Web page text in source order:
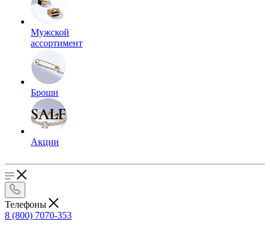
Мужской
ассортимент
Броши
Акции
Телефоны
8 (800) 7070-353